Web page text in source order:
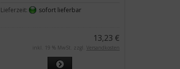
Lieferzeit:
sofort lieferbar
13,23 €
inkl. 19 % MwSt. zzgl. Versandkosten